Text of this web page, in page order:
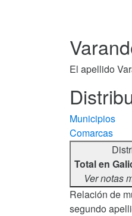
El apellido
Municipios
Comarcas
Total en
Ver notas
Relación de
segundo